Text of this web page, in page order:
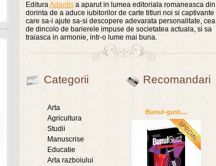
EdituraAdantis a aparut in lumea editoriala romaneasca din
dorinta de a aduce iubitorilor de carte titluri noi si captivante
care sa-i ajute sa-si descopere adevarata personalitate, cea
de dincolo de barierele impuse de societatea actuala, si sa
traiasca in armonie, intr-o lume mai buna.
Categorii
Arta
Agricultura
Studii
Manuscrise
Educatie
Arta razboiului
Recomandari
Bunul-gust....